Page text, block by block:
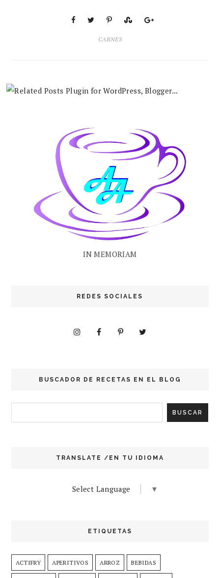
CARNES
IN MEMORIAM
REDES SOCIALES
BUSCADOR DE RECETAS EN EL BLOG
TRANSLATE /EN TU IDIOMA
Select Language ▼
ETIQUETAS
ACTIFRY APERITIVOS ARROZ BEBIDAS